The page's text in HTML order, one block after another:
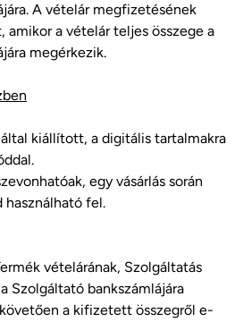
A vételár megfizetésének
amikor a vételár teljes összege a
megérkezik.
kiállított, a digitális tartalmakra
egy vásárlás során
használható fel.
vételárának, Szolgáltatás
Szolgáltató bankszámlájára
a kifizetett összegről e-